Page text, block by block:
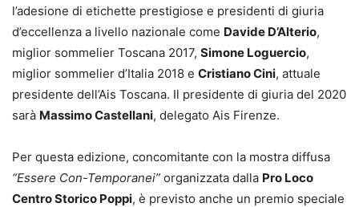
l’adesione di etichette prestigiose e presidenti di giuria
d’eccellenza a livello nazionale come Davide D’Alterio,
miglior sommelier Toscana 2017, Simone Loguercio,
miglior sommelier d’Italia 2018 e Cristiano Cini, attuale
presidente dell’Ais Toscana. Il presidente di giuria del 2020
sarà Massimo Castellani, delegato Ais Firenze.
Per questa edizione, concomitante con la mostra diffusa
“Essere Con-Temporanei” organizzata dalla Pro Loco
Centro Storico Poppi, è previsto anche un premio speciale